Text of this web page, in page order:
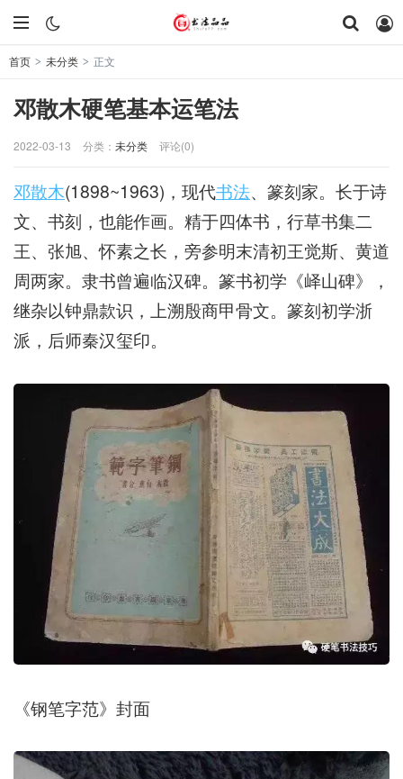
首页 > 未分类 > 正文
邓散木硬笔基本运笔法
2022-03-13 分类： 未分类 评论(0)
邓散木(1898~1963)，现代书法、篆刻家。长于诗
文、书刻，也能作画。精于四体书，行草书集二
王、张旭、怀素之长，旁参明末清初王觉斯、黄道
周两家。隶书曾遍临汉碑。篆书初学《峄山碑》，
继杂以钟鼎款识，上溯殷商甲骨文。篆刻初学浙
派，后师秦汉玺印。
《钢笔字范》封面